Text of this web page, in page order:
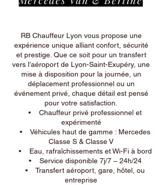
RB Chauffeur Lyon vous propose une
expérience unique alliant confort, sécurité
et prestige. Que ce soit pour un transfert
vers l’aéroport de Lyon-Saint-Exupéry, une
mise à disposition pour la journée, un
déplacement professionnel ou un
événement privé, chaque détail est pensé
pour votre satisfaction.
• Chauffeur privé professionnel et
expérimenté
• Véhicules haut de gamme : Mercedes
Classe S & Classe V
• Eau, rafraîchissements et Wi-Fi à bord
• Service disponible 7j/7 – 24h/24
• Transfert aéroport, gare, hôtel, ou
entreprise